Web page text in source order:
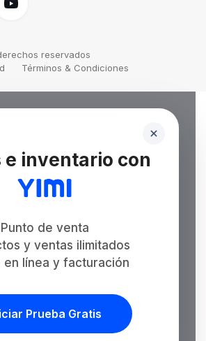
reservados
Términos & Condiciones
e inventario con
Punto de venta
y ventas ilimitados
en línea y facturación
Prueba Gratis